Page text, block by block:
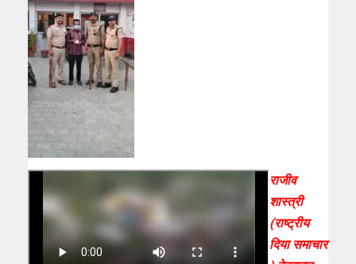
राजीव
शास्त्री
(राष्ट्रीय
दिया समाचार